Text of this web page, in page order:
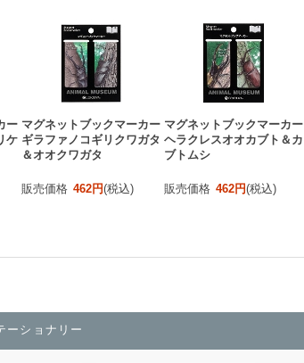
ー
ケ
マグネットブックマーカー
ギラファノコギリクワガタ
＆オオクワガタ
販売価格 462円(税込)
マグネットブックマーカー
ヘラクレスオオカブト＆カ
ブトムシ
販売価格 462円(税込)
ーショナリー